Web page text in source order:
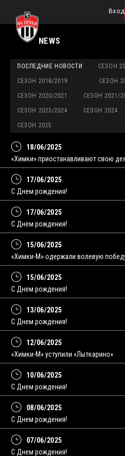
Вход
NEWS
ПОСЛЕДНИЕ НОВОСТИ СЕЗОН
СЕЗОН 2018/2019 СЕЗОН
СЕЗОН 2020/2021 СЕЗОН 2021/
СЕЗОН 2023/2024 СЕЗОН 2024
СЕЗОН 2025
18/06/2025
«Химки» приостанавливают свою
17/06/2025
С Днем рождения!
17/06/2025
С Днем рождения!
15/06/2025
«Химки-М» одержали волевую
15/06/2025
С Днем рождения!
13/06/2025
C Днем рождения!
12/06/2025
«Химки-М» уступили «Лыткарино»
10/06/2025
С Днем рождения!
08/06/2025
C Днем рождения!
07/06/2025
С Днем рождения!